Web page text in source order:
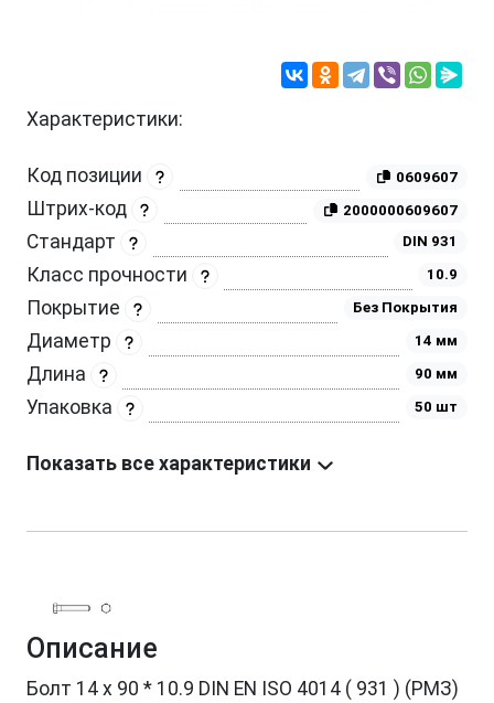
Характеристики:
Код позиции 0609607
Штрих-код 2000000609607
Стандарт DIN 931
Класс прочности 10.9
Покрытие Без Покрытия
Диаметр 14 мм
Длина 90 мм
Упаковка 50 шт
Показать все характеристики
Описание
Болт 14 х 90 * 10.9 DIN EN ISO 4014 ( 931 ) (РМЗ)